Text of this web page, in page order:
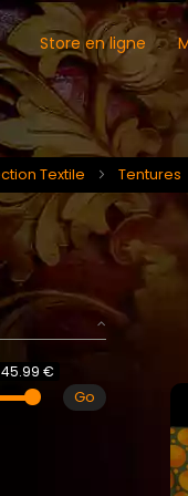
Store en ligne
Textile Tentures
45.99 €
Go